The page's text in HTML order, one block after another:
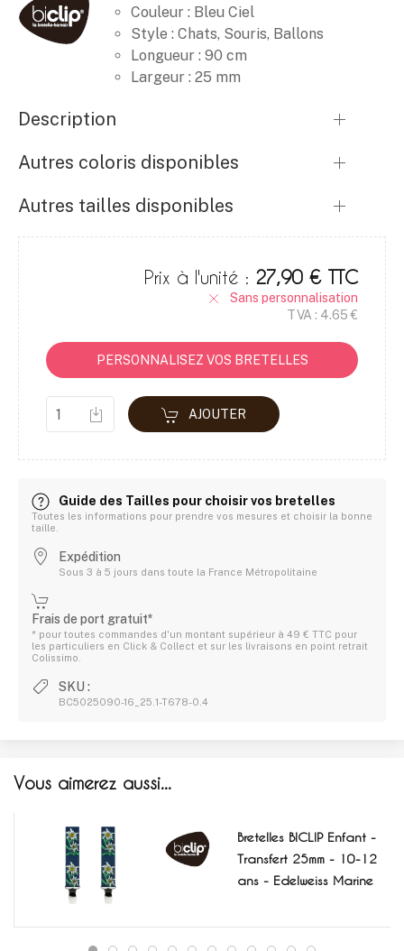
Couleur : Bleu Ciel
Style : Chats, Souris, Ballons
Longueur : 90 cm
Largeur : 25 mm
Description
Autres coloris disponibles
Autres tailles disponibles
Prix à l'unité : 27,90 € TTC
Sans personnalisation
TVA : 4.65 €
PERSONNALISEZ VOS BRETELLES
AJOUTER
Guide des Tailles pour choisir vos bretelles
Toutes les informations pour prendre vos mesures et choisir la bonne
taille.
Expédition
Sous 3 à 5 jours dans toute la France Métropolitaine
Frais de port gratuit*
* pour toutes commandes d'un montant supérieur à 49 € TTC pour
les particuliers en Click & Collect et sur les livraisons en point retrait
Colissimo.
SKU :
BC5025090-16_25.1-T678-0.4
Vous aimerez aussi...
Bretelles BICLIP Enfant -
Transfert 25mm - 10-12
ans - Edelweiss Marine